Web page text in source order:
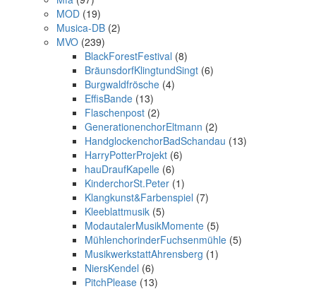
MOD (19)
Musica-DB (2)
MVO (239)
BlackForestFestival (8)
BräunsdorfKlingtundSingt (6)
Burgwaldfrösche (4)
EffisBande (13)
Flaschenpost (2)
GenerationenchorEltmann (2)
HandglockenchorBadSchandau (13)
HarryPotterProjekt (6)
hauDraufKapelle (6)
KinderchorSt.Peter (1)
Klangkunst&Farbenspiel (7)
Kleeblattmusik (5)
ModautalerMusikMomente (5)
MühlenchorinderFuchsenmühle (5)
MusikwerkstattAhrensberg (1)
NiersKendel (6)
PitchPlease (13)